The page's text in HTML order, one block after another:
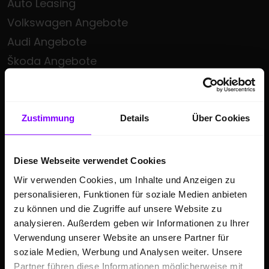
Zustimmung Details Über Cookies
Diese Webseite verwendet Cookies
Wir verwenden Cookies, um Inhalte und Anzeigen zu
personalisieren, Funktionen für soziale Medien anbieten
zu können und die Zugriffe auf unsere Website zu
analysieren. Außerdem geben wir Informationen zu Ihrer
Verwendung unserer Website an unsere Partner für
soziale Medien, Werbung und Analysen weiter. Unsere
Partner führen diese Informationen möglicherweise mit
Auto Leasing
Volkswagen Angebote
Audi Angebote
Škoda Angebote
Volkswagen Nutzfahrzeuge Angebote
Hülpert kauft Ihr Auto
Sonderzielgruppen Angebote
E-Mobilität
Gebrauchtwagen
Saisonale Sonderangebote
Kleinwagen
SUV